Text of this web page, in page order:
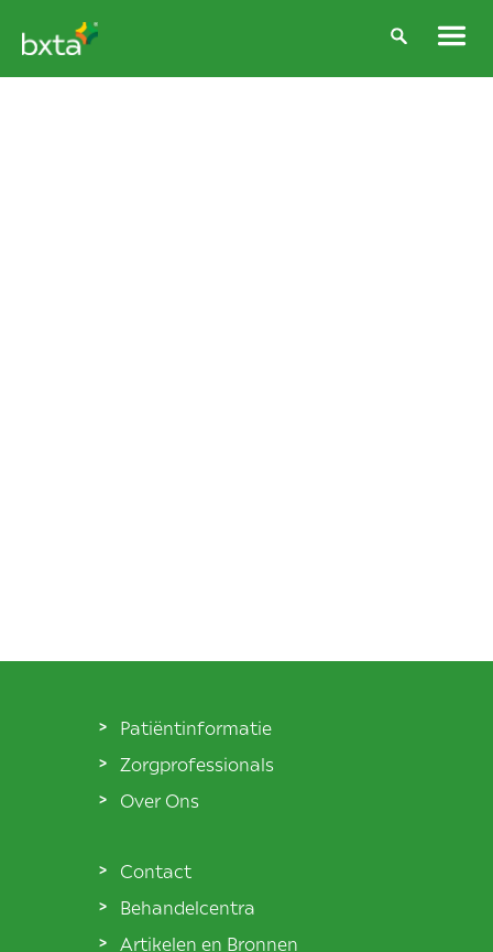
Patiëntinformatie
Zorgprofessionals
Over Ons
Contact
Behandelcentra
Artikelen en Bronnen